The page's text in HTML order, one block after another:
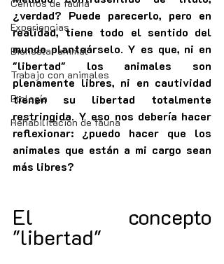
Centros de fauna
Experiencias
Bienestar animal
Trabajo con animales
Etología
Rehabilitación de fauna
¿verdad? Puede parecerlo, pero en
realidad, tiene todo el sentido del
mundo planteárselo. Y es que, ni en
"libertad" los animales son
plenamente libres, ni en cautividad
tienen su libertad totalmente
restringida. Y eso nos debería hacer
reflexionar: ¿puedo hacer que los
animales que están a mi cargo sean
más libres?
El concepto
"libertad"